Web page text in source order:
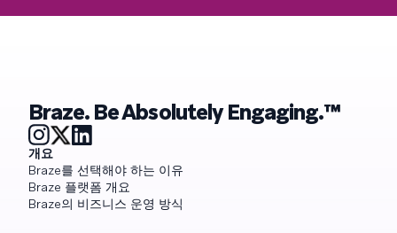
Braze. Be Absolutely Engaging.™
개요
Braze를 선택해야 하는 이유
Braze 플랫폼 개요
Braze의 비즈니스 운영 방식